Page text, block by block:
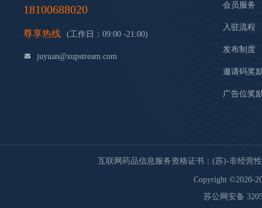
18100688020
尊享热线 (工作日：09:00 -21:00)
juyuan@xupstream.com
会员服务
入驻流程
发布制度
邀请码奖
广告位奖
互联网药品信息服务资格证书：(苏)-非经营性
Copyright ©2020-
苏公网安备